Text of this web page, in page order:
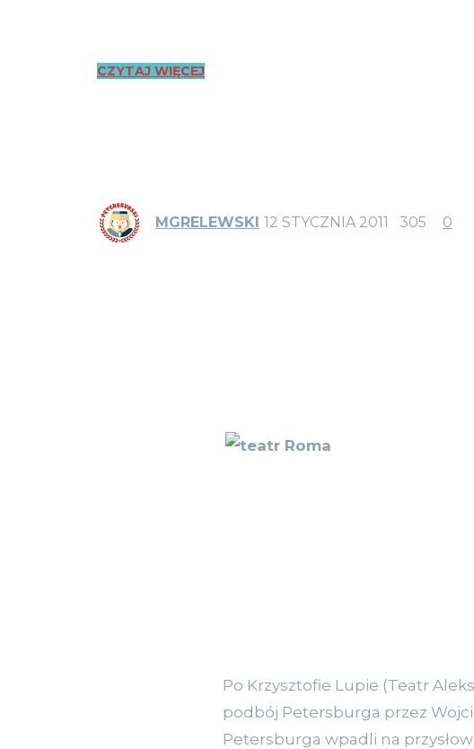
CZYTAJ WIĘCEJ
MGRELEWSKI 12 STYCZNIA 2011 305 0
Po Krzysztofie Lupie (Teatr
podbój Petersburga przez
Petersburga wpadli na